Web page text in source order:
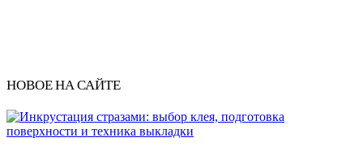
НОВОЕ НА САЙТЕ